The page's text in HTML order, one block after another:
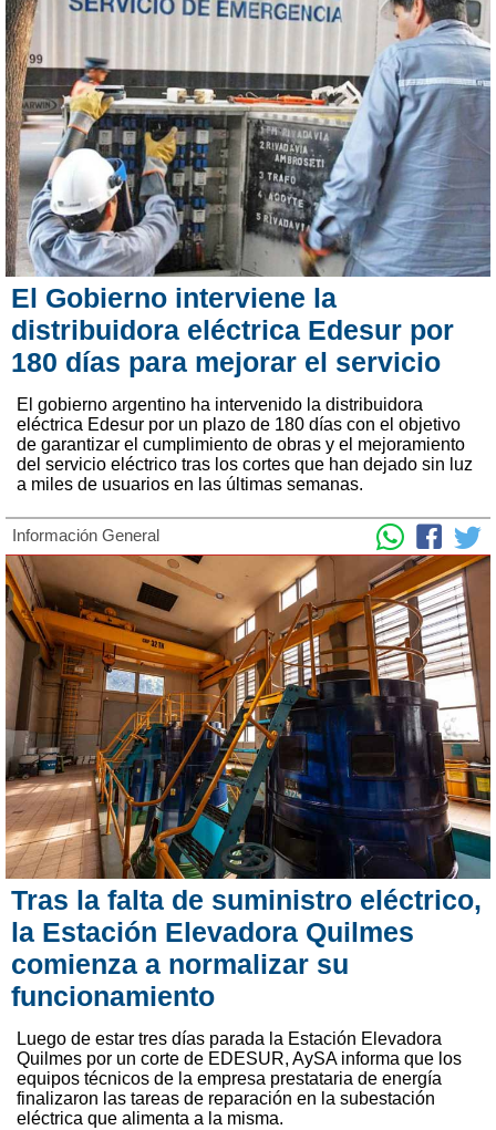
El Gobierno interviene la
distribuidora eléctrica Edesur por
180 días para mejorar el servicio
El gobierno argentino ha intervenido la distribuidora
eléctrica Edesur por un plazo de 180 días con el objetivo
de garantizar el cumplimiento de obras y el mejoramiento
del servicio eléctrico tras los cortes que han dejado sin luz
a miles de usuarios en las últimas semanas.
Información General
Tras la falta de suministro eléctrico,
la Estación Elevadora Quilmes
comienza a normalizar su
funcionamiento
Luego de estar tres días parada la Estación Elevadora
Quilmes por un corte de EDESUR, AySA informa que los
equipos técnicos de la empresa prestataria de energía
finalizaron las tareas de reparación en la subestación
eléctrica que alimenta a la misma.